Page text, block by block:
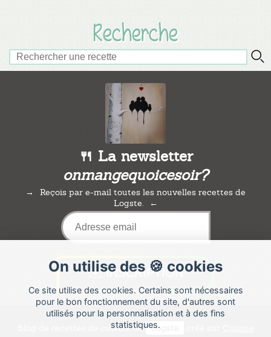
Recherche
On utilise des 🍪 cookies
Ce site utilise des cookies. Certains sont nécessaires
pour le bon fonctionnement du site, d'autres sont
utilisés pour la personnalisation et à des fins
statistiques.
🍴 La newsletter
onmangequoicesoir?
Reçois par e-mail toutes les nouvelles recettes de
Logste.
Blog de recettes de cuisine de Logste